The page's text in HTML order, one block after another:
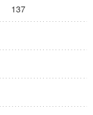
137